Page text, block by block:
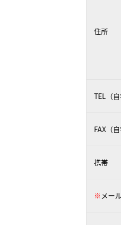
住所
TEL（自
FAX（自
携帯
※ メー